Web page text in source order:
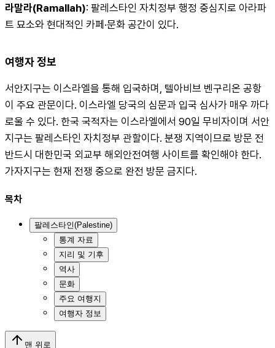
라말라(Ramallah): 팔레스타인 자치정부 행정 중심지로 아라파
트 묘소와 현대적인 카페·문화 공간이 있다.
여행자 정보
서안지구는 이스라엘을 통해 입국하며, 텔아비브 벤구리온 공항
이 주요 관문이다. 이스라엘 당국의 심문과 입국 심사가 매우 까다
로울 수 있다. 한국 국적자는 이스라엘에서 90일 무비자이며 서안
지구는 팔레스타인 자치정부 관할이다. 분쟁 지역이므로 방문 전
반드시 대한민국 외교부 해외안전여행 사이트를 확인해야 한다.
가자지구는 현재 전쟁 중으로 완전 방문 금지다.
목차
팔레스타인(Palestine)
통계 자료
지리 및 기후
역사
문화
주요 여행지
여행자 정보
맨 위로